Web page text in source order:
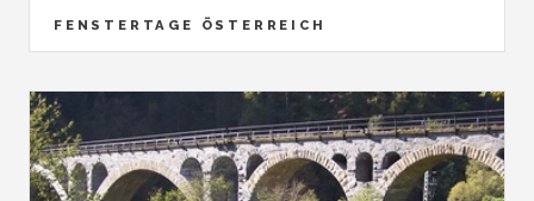
FENSTERTAGE ÖSTERREICH